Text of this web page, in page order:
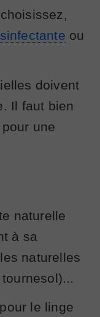
ou
doivent
Il faut bien
pour une
naturelle
à sa
naturelles
le linge